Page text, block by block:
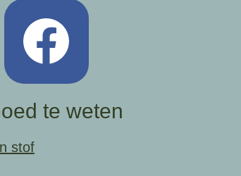
te weten
stof